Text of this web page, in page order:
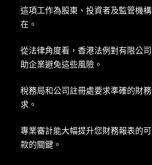
這項工作為股東、投資者及監管機
在。
從法律角度看，香港法例對有限公
助企業避免這些風險。
稅務局和公司註冊處要求準確的財
求。
專業審計能大幅提升您財務報表的
款的關鍵。